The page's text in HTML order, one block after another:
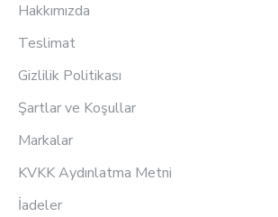
Hakkımızda
Teslimat
Gizlilik Politikası
Şartlar ve Koşullar
Markalar
KVKK Aydınlatma Metni
İadeler